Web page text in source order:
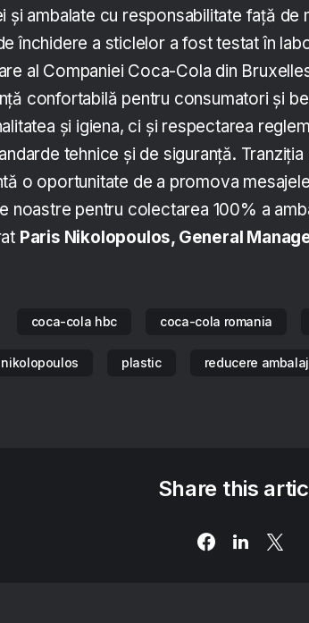
și ambalate cu responsabilitate față de
închidere a sticlelor a fost testat în
al Companiei Coca-Cola din
confortabilă pentru consumatori și
și igiena, ci și respectarea
tehnice și de siguranță.
o oportunitate de a promova
noastre pentru colectarea 100% a
Paris Nikolopoulos, General
coca-cola hbc coca-cola romania
plastic reducere
Share this